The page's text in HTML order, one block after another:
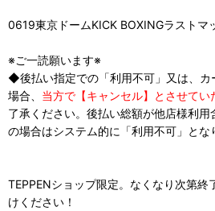
0619東京ドームKICK BOXINGラストマ
※ご一読願います※
◆後払い指定での「利用不可」又は、カ
場合、 当方で【キャンセル】とさせてい
了承ください。後払い総額が他店様利
の場合はシステム的に「利用不可」とな
TEPPENショップ限定。なくなり次第終
けください！